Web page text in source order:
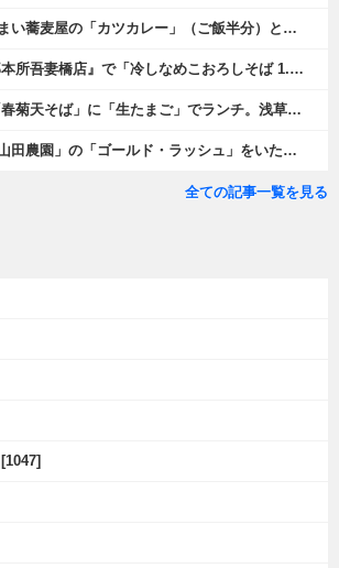
『東嶋屋』世界一うまい蕎麦屋の「カツカレー」（ご飯半分）と「おしんこ盛り合わせ」と「ビ―ル」でランチ。もう、ほんとうまいのだから、みんな食べてみてね、と云爾（笑）。（東嶋屋：竜泉一丁目）
『ゆで太郎 もつ次郎本所吾妻橋店』で「冷しなめこおろしそば 1.5倍盛」を手繰れば、それは「なめこ」の粘りが強烈な調味料となって、既に、ただの蕎麦では無くなっている。 ヌルヌルの蕎麦はめちゃくちゃにうまいのである（笑）。（ゆで太郎 もつ次郎本所吾妻橋店：墨田区吾妻橋3丁目）
『文殊 浅草店』で「春菊天そば」に「生たまご」でランチ。浅草地下街における至高のランチだ。今日も、実にうまかったのだよ（笑）。（文殊 浅草店：浅草一丁目：浅草地下街）
『馬渕さん』から「山田農園」の「ゴールド・ラッシュ」をいただいたのだ。甘いはうまい、うまいは身体には悪い、というのはいつものお約束（笑）。 でもね、その当然を百も承知で分かっていながらも食べてしまうのは、これが最高な「北の大地の贈り物」だからなのだよ（笑）。（馬渕さんからの贈与：山田農園：北海道夕張郡長沼町）
全ての記事一覧を見る